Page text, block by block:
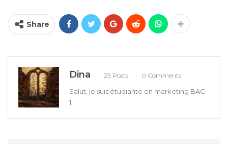
Share
Dina 23 Posts 0 Comments
Salut, je suis étudiante en marketing BAC
1.